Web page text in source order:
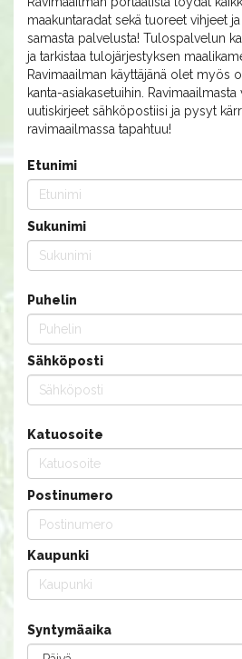
maakuntaradat sekä tuoreet vihjeet
samasta palvelusta! Tulospalvelun
ja tarkistaa tulojärjestyksen
Ravimaailman käyttäjänä olet myös
kanta-asiakasetuihin.
uutiskirjeet sähköpostiisi ja pysyt
ravimaailmassa tapahtuu!
Etunimi
Sukunimi
Puhelin
Sähköposti
Katuosoite
Postinumero
Kaupunki
Syntymäaika